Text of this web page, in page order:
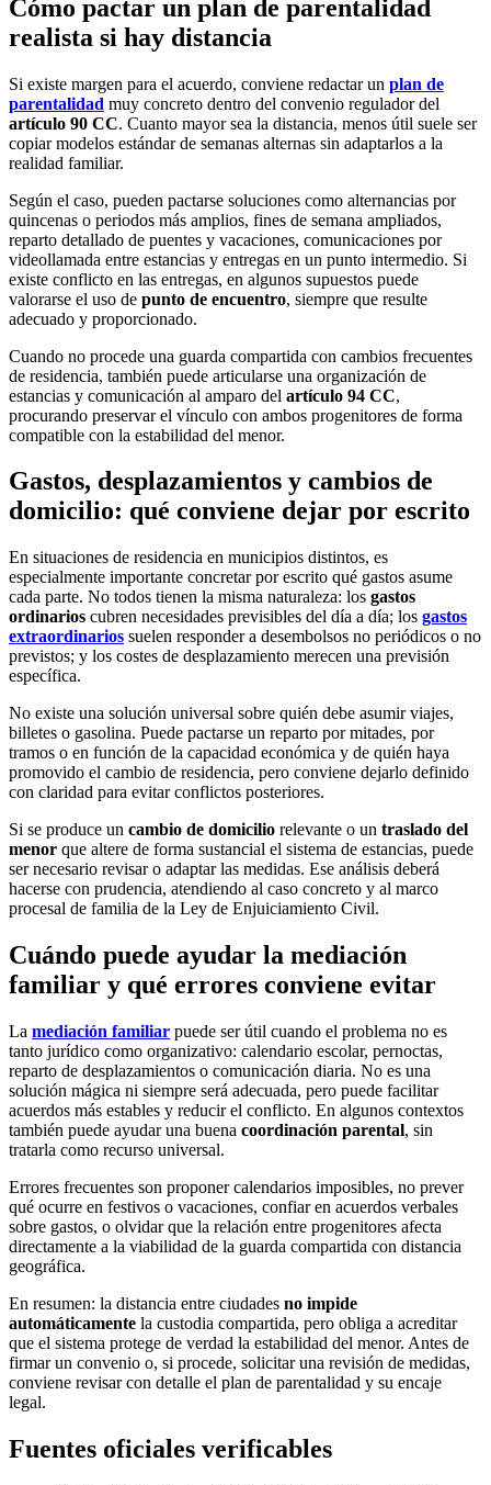
Cómo pactar un plan de parentalidad
realista si hay distancia
Si existe margen para el acuerdo, conviene redactar un plan de
parentalidad muy concreto dentro del convenio regulador del
artículo 90 CC. Cuanto mayor sea la distancia, menos útil suele ser
copiar modelos estándar de semanas alternas sin adaptarlos a la
realidad familiar.
Según el caso, pueden pactarse soluciones como alternancias por
quincenas o periodos más amplios, fines de semana ampliados,
reparto detallado de puentes y vacaciones, comunicaciones por
videollamada entre estancias y entregas en un punto intermedio. Si
existe conflicto en las entregas, en algunos supuestos puede
valorarse el uso de punto de encuentro, siempre que resulte
adecuado y proporcionado.
Cuando no procede una guarda compartida con cambios frecuentes
de residencia, también puede articularse una organización de
estancias y comunicación al amparo del artículo 94 CC,
procurando preservar el vínculo con ambos progenitores de forma
compatible con la estabilidad del menor.
Gastos, desplazamientos y cambios de
domicilio: qué conviene dejar por escrito
En situaciones de residencia en municipios distintos, es
especialmente importante concretar por escrito qué gastos asume
cada parte. No todos tienen la misma naturaleza: los gastos
ordinarios cubren necesidades previsibles del día a día; los gastos
extraordinarios suelen responder a desembolsos no periódicos o no
previstos; y los costes de desplazamiento merecen una previsión
específica.
No existe una solución universal sobre quién debe asumir viajes,
billetes o gasolina. Puede pactarse un reparto por mitades, por
tramos o en función de la capacidad económica y de quién haya
promovido el cambio de residencia, pero conviene dejarlo definido
con claridad para evitar conflictos posteriores.
Si se produce un cambio de domicilio relevante o un traslado del
menor que altere de forma sustancial el sistema de estancias, puede
ser necesario revisar o adaptar las medidas. Ese análisis deberá
hacerse con prudencia, atendiendo al caso concreto y al marco
procesal de familia de la Ley de Enjuiciamiento Civil.
Cuándo puede ayudar la mediación
familiar y qué errores conviene evitar
La mediación familiar puede ser útil cuando el problema no es
tanto jurídico como organizativo: calendario escolar, pernoctas,
reparto de desplazamientos o comunicación diaria. No es una
solución mágica ni siempre será adecuada, pero puede facilitar
acuerdos más estables y reducir el conflicto. En algunos contextos
también puede ayudar una buena coordinación parental, sin
tratarla como recurso universal.
Errores frecuentes son proponer calendarios imposibles, no prever
qué ocurre en festivos o vacaciones, confiar en acuerdos verbales
sobre gastos, o olvidar que la relación entre progenitores afecta
directamente a la viabilidad de la guarda compartida con distancia
geográfica.
En resumen: la distancia entre ciudades no impide
automáticamente la custodia compartida, pero obliga a acreditar
que el sistema protege de verdad la estabilidad del menor. Antes de
firmar un convenio o, si procede, solicitar una revisión de medidas,
conviene revisar con detalle el plan de parentalidad y su encaje
legal.
Fuentes oficiales verificables